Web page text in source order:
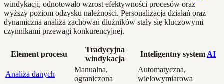
windykacji, odnotowało wzrost efektywności procesów oraz
wyższy poziom odzysku należności. Personalizacja działań oraz
dynamiczna analiza zachowań dłużników stały się kluczowymi
czynnikami przewagi konkurencyjnej.
Element procesu
Tradycyjna
windykacja
Inteligentny system AI
Analiza danych
Manualna,
ograniczona
Automatyczna,
wielowymiarowa